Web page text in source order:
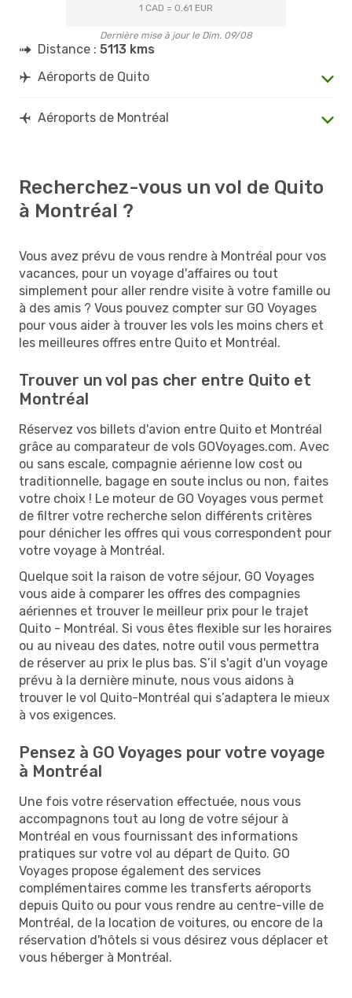
1 CAD = 0.61 EUR
Dernière mise à jour le Dim. 09/08
Distance : 5113 kms
Aéroports de Quito
Aéroports de Montréal
Recherchez-vous un vol de Quito
à Montréal ?
Vous avez prévu de vous rendre à Montréal pour vos
vacances, pour un voyage d'affaires ou tout
simplement pour aller rendre visite à votre famille ou
à des amis ? Vous pouvez compter sur GO Voyages
pour vous aider à trouver les vols les moins chers et
les meilleures offres entre Quito et Montréal.
Trouver un vol pas cher entre Quito et
Montréal
Réservez vos billets d'avion entre Quito et Montréal
grâce au comparateur de vols GOVoyages.com. Avec
ou sans escale, compagnie aérienne low cost ou
traditionnelle, bagage en soute inclus ou non, faites
votre choix ! Le moteur de GO Voyages vous permet
de filtrer votre recherche selon différents critères
pour dénicher les offres qui vous correspondent pour
votre voyage à Montréal.
Quelque soit la raison de votre séjour, GO Voyages
vous aide à comparer les offres des compagnies
aériennes et trouver le meilleur prix pour le trajet
Quito - Montréal. Si vous êtes flexible sur les horaires
ou au niveau des dates, notre outil vous permettra
de réserver au prix le plus bas. S’il s'agit d'un voyage
prévu à la dernière minute, nous vous aidons à
trouver le vol Quito-Montréal qui s’adaptera le mieux
à vos exigences.
Pensez à GO Voyages pour votre voyage
à Montréal
Une fois votre réservation effectuée, nous vous
accompagnons tout au long de votre séjour à
Montréal en vous fournissant des informations
pratiques sur votre vol au départ de Quito. GO
Voyages propose également des services
complémentaires comme les transferts aéroports
depuis Quito ou pour vous rendre au centre-ville de
Montréal, de la location de voitures, ou encore de la
réservation d'hôtels si vous désirez vous déplacer et
vous héberger à Montréal.